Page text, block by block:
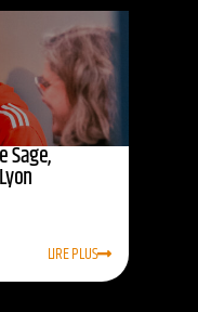
Sage,
LIRE PLUS